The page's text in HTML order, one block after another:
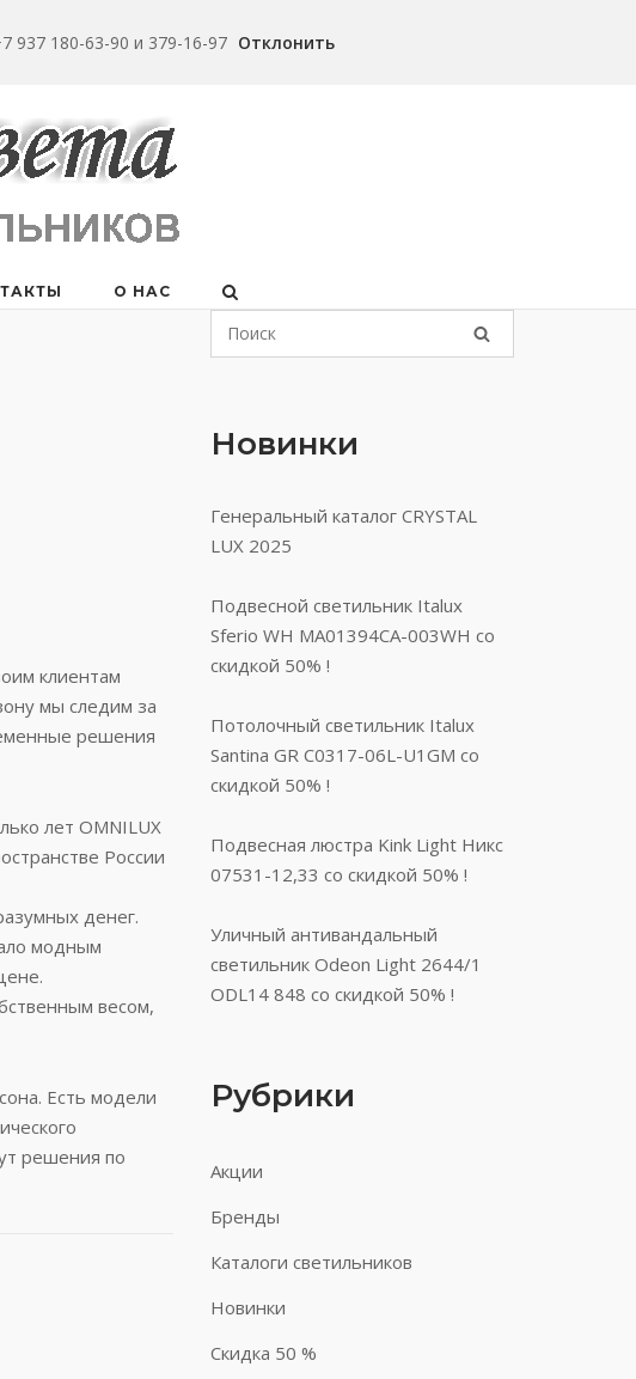
937 180-63-90 и 379-16-97 Отклонить
О НАС
клиентам
мы следим за
решения
лет OMNILUX
России
денег.
модным
весом,
Есть модели
решения по
Новинки
Генеральный каталог CRYSTAL
LUX 2025
Подвесной светильник Italux
Sferio WH MA01394CA-003WH со
скидкой 50% !
Потолочный светильник Italux
Santina GR C0317-06L-U1GM со
скидкой 50% !
Подвесная люстра Kink Light Никс
07531-12,33 со скидкой 50% !
Уличный антивандальный
светильник Odeon Light 2644/1
ODL14 848 со скидкой 50% !
Рубрики
Акции
Бренды
Каталоги светильников
Новинки
Скидка 50 %